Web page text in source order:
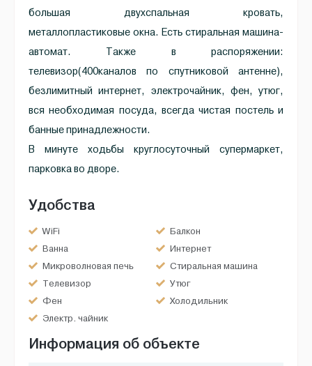
большая двухспальная кровать,
металлопластиковые окна. Есть стиральная машина-
автомат. Также в распоряжении:
телевизор(400каналов по спутниковой антенне),
безлимитный интернет, электрочайник, фен, утюг,
вся необходимая посуда, всегда чистая постель и
банные принадлежности.
В минуте ходьбы круглосуточный супермаркет,
парковка во дворе.
Удобства
WiFi
Балкон
Ванна
Интернет
Микроволновая печь
Стиральная машина
Телевизор
Утюг
Фен
Холодильник
Электр. чайник
Информация об объекте